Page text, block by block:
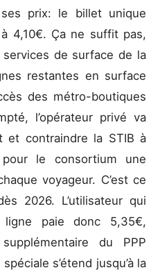
ses prix: le billet unique
4,10€. Ça ne suffit pas,
de surface de la
restantes en surface
des métro-boutiques
l’opérateur privé va
contraindre la STIB à
le consortium une
voyageur. C’est ce
2026. L’utilisateur qui
ligne paie donc 5,35€,
du PPP
s’étend jusqu’à la